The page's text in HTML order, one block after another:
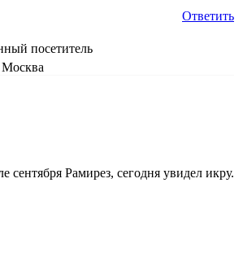
Ответить
посетитель
Москва
сентября Рамирез, сегодня увидел икру.